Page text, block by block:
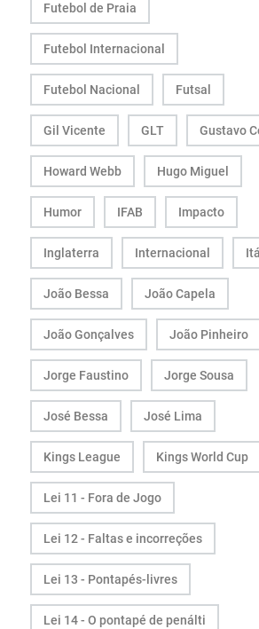
Futebol de Praia
Futebol Internacional
Futebol Nacional Futsal
Gil Vicente GLT Gustavo
Howard Webb Hugo Miguel
Humor IFAB Impacto
Inglaterra Internacional
João Bessa João Capela
João Gonçalves João Pinheiro
Jorge Faustino Jorge Sousa
José Bessa José Lima
Kings League Kings World Cup
Lei 11 - Fora de Jogo
Lei 12 - Faltas e incorreções
Lei 13 - Pontapés-livres
Lei 14 - O pontapé de penálti